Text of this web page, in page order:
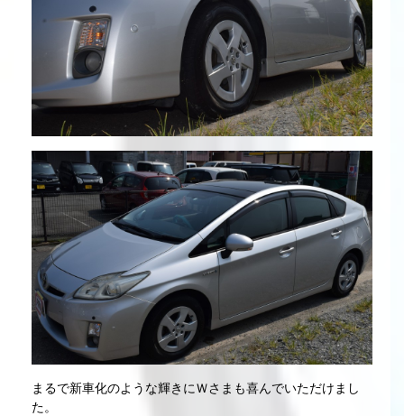
まるで新車化のような輝きにＷさまも喜んでいただけまし
た。